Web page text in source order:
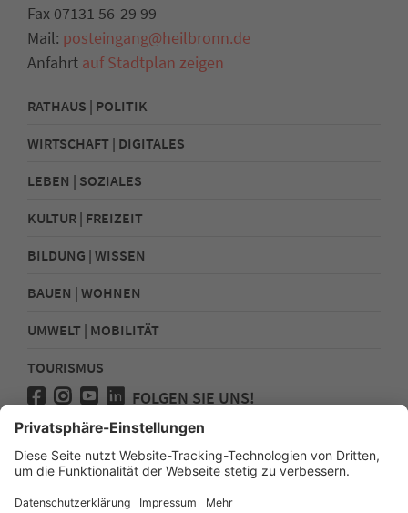
Fax 07131 56-29 99
Mail: posteingang@heilbronn.de
Anfahrt auf Stadtplan zeigen
RATHAUS | POLITIK
WIRTSCHAFT | DIGITALES
LEBEN | SOZIALES
KULTUR | FREIZEIT
BILDUNG | WISSEN
BAUEN | WOHNEN
UMWELT | MOBILITÄT
TOURISMUS
FOLGEN SIE UNS!
Presse
Kontakt
Impressum